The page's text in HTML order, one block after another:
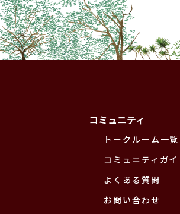
コミュニティ
トークルーム一覧
コミュニティガ
よくある質問
お問い合わせ